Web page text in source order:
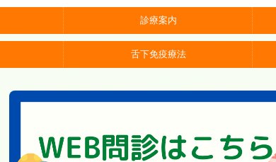
診療案内
舌下免疫療法